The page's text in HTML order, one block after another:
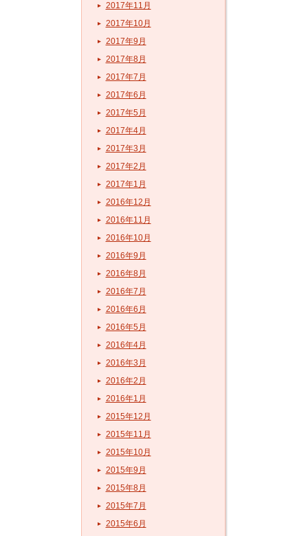
2017年11月
2017年10月
2017年9月
2017年8月
2017年7月
2017年6月
2017年5月
2017年4月
2017年3月
2017年2月
2017年1月
2016年12月
2016年11月
2016年10月
2016年9月
2016年8月
2016年7月
2016年6月
2016年5月
2016年4月
2016年3月
2016年2月
2016年1月
2015年12月
2015年11月
2015年10月
2015年9月
2015年8月
2015年7月
2015年6月